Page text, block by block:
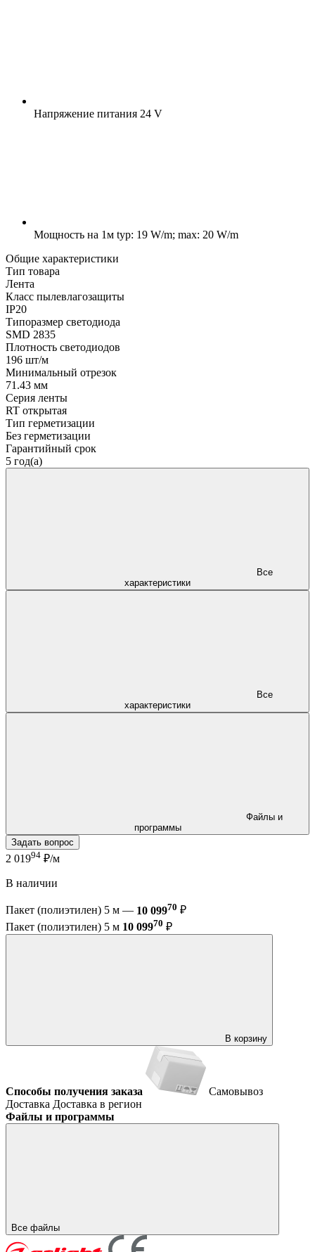
Напряжение питания 24 V
Мощность на 1м typ: 19 W/m; max: 20 W/m
Общие характеристики
Тип товара
Лента
Класс пылевлагозащиты
IP20
Типоразмер светодиода
SMD 2835
Плотность светодиодов
196 шт/м
Минимальный отрезок
71.43 мм
Серия ленты
RT открытая
Тип герметизации
Без герметизации
Гарантийный срок
5 год(а)
характеристики
характеристики
программы
Задать вопрос
2 01994 ₽/м
В наличии
Пакет (полиэтилен) 5 м — 10 09970 ₽
Пакет (полиэтилен) 5 м 10 09970 ₽
В корзину
Способы получения заказа
Самовывоз
Доставка Доставка в регион
Файлы и программы
Все файлы